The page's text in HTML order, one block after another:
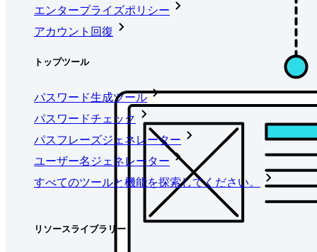
エンタープライズポリシー
アカウント回復
トップツール
パスワード生成ツール
パスワードチェック
パスフレーズジェネレーター
ユーザー名ジェネレーター
すべてのツールと機能を探索してください。
リソースライブラリー